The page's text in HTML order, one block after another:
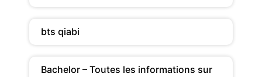
bts qiabi
Bachelor – Toutes les informations sur